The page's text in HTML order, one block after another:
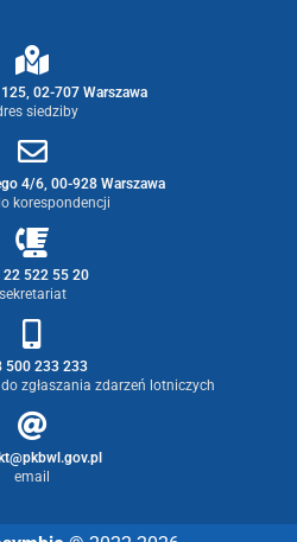
02-707 Warszawa
siedziby
4/6, 00-928 Warszawa
korespondencji
22 522 55 20
sekretariat
500 233 233
zgłaszania zdarzeń lotniczych
email